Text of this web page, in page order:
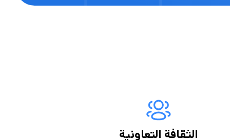
الثقافة التعاونية